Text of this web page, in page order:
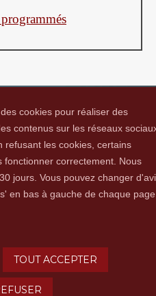
Réseaux sociaux Partenaires
à Guy Cavagnac Mentions Légales
Cinéma -Le Bourg - 46250 Gindou |
Multimédia & Web Design
cookies pour réaliser des
contenus sur les réseaux
refusant les cookies, certains
fonctionner correctement. Nous
jours. Vous pouvez changer
en bas à gauche de chaque page
TOUT ACCEPTER